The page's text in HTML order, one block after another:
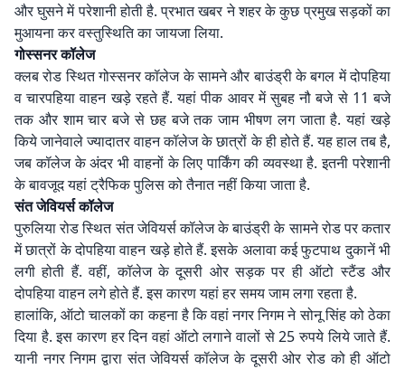
और घुसने में परेशानी होती है. प्रभात खबर ने शहर के कुछ प्रमुख सड़कों का
मुआयना कर वस्तुस्थिति का जायजा लिया.
गोस्सनर कॉलेज
क्लब रोड स्थित गोस्सनर कॉलेज के सामने और बाउंड्री के बगल में दोपहिया
व चारपहिया वाहन खड़े रहते हैं. यहां पीक आवर में सुबह नौ बजे से 11 बजे
तक और शाम चार बजे से छह बजे तक जाम भीषण लग जाता है. यहां खड़े
किये जानेवाले ज्यादातर वाहन कॉलेज के छात्रों के ही होते हैं. यह हाल तब है,
जब कॉलेज के अंदर भी वाहनों के लिए पार्किंग की व्यवस्था है. इतनी परेशानी
के बावजूद यहां ट्रैफिक पुलिस को तैनात नहीं किया जाता है.
संत जेवियर्स कॉलेज
पुरुलिया रोड स्थित संत जेवियर्स कॉलेज के बाउंड्री के सामने रोड पर कतार
में छात्रों के दोपहिया वाहन खड़े होते हैं. इसके अलावा कई फुटपाथ दुकानें भी
लगी होती हैं. वहीं, कॉलेज के दूसरी ओर सड़क पर ही ऑटो स्टैंड और
दोपहिया वाहन लगे होते हैं. इस कारण यहां हर समय जाम लगा रहता है.
हालांकि, ऑटो चालकों का कहना है कि वहां नगर निगम ने सोनू सिंह को ठेका
दिया है. इस कारण हर दिन वहां ऑटो लगाने वालों से 25 रुपये लिये जाते हैं.
यानी नगर निगम द्वारा संत जेवियर्स कॉलेज के दूसरी ओर रोड को ही ऑटो